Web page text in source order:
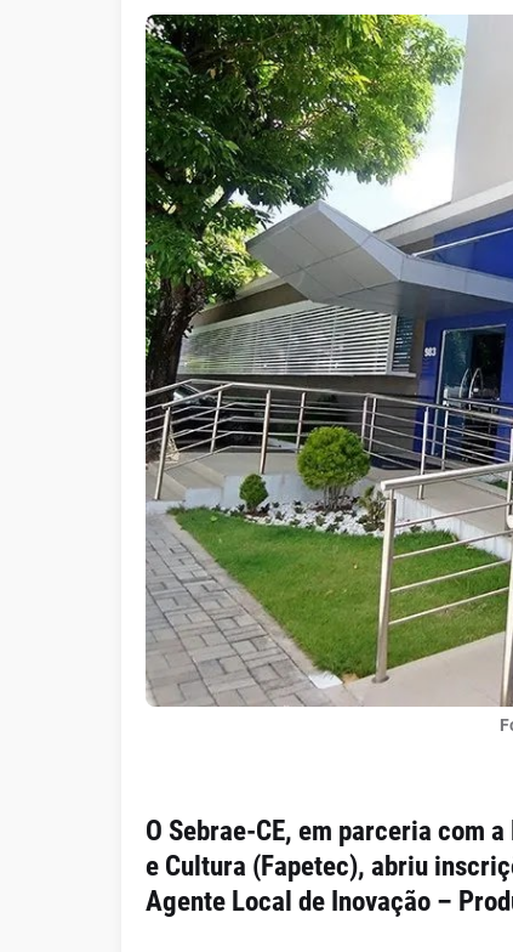
O Sebrae-CE, em parceria com
e Cultura (Fapetec), abriu
Agente Local de Inovação –